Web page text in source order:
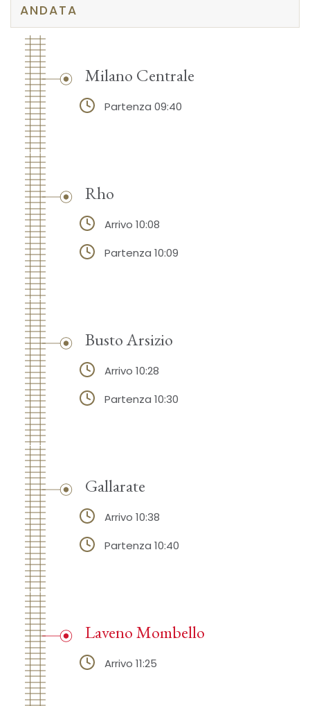
ANDATA
Milano Centrale
Partenza 09:40
Rho
Arrivo 10:08
Partenza 10:09
Busto Arsizio
Arrivo 10:28
Partenza 10:30
Gallarate
Arrivo 10:38
Partenza 10:40
Laveno Mombello
Arrivo 11:25